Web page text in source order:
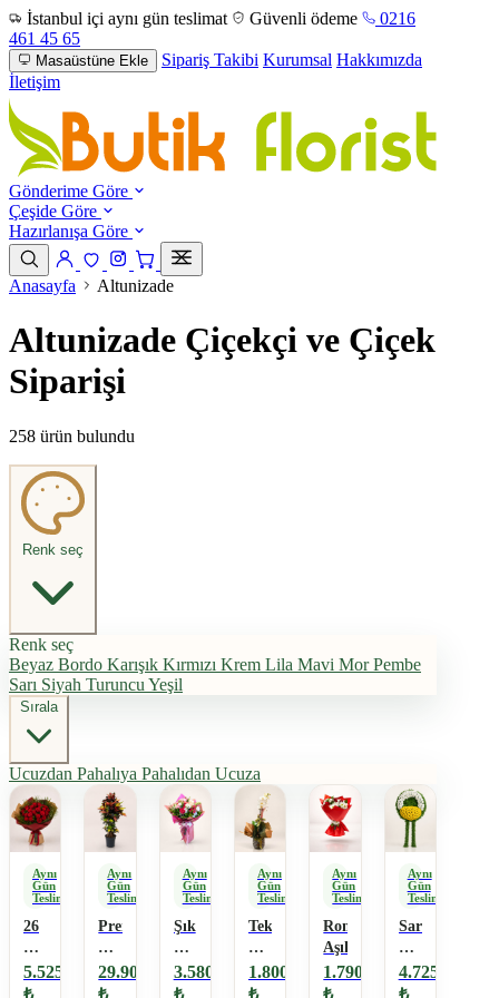
İstanbul içi aynı gün teslimat Güvenli ödeme
0216
461 45 65
Masaüstüne Ekle Sipariş Takibi Kurumsal Hakkımızda
İletişim
Gönderime Göre
Çeşide Göre
Hazırlanışa Göre
Anasayfa Altunizade
Altunizade Çiçekçi ve Çiçek
Siparişi
258 ürün bulundu
Renk seç
Renk seç
Beyaz Bordo Karışık Kırmızı Krem Lila Mavi Mor Pembe
Sarı Siyah Turuncu Yeşil
Sırala
Ucuzdan Pahalıya Pahalıdan Ucuza
Aynı
Gün
Teslimat
26
Adet
Kırmızı
Gül
5.525
Aynı
Gün
Teslimat
Premium
Büyük
Boy
Croton
29.900
Aynı
Gün
Teslimat
Şık
Çiçek
Buketi
3.580
Aynı
Gün
Teslimat
Tek
Dallı
Beyaz
Orkide
1.800
Aynı
Gün
Teslimat
Romantik
Aşık
1.790
Aynı
Gün
Teslimat
Sarı
Çiçekli
Cenaze
Çelenk
4.725